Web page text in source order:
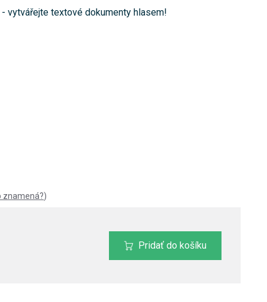
vytvářejte textové dokumenty hlasem!
znamená?)
Pridať do košíku